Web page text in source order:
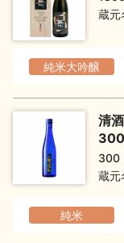
蔵元
純米大吟醸
清
300
蔵元
純米